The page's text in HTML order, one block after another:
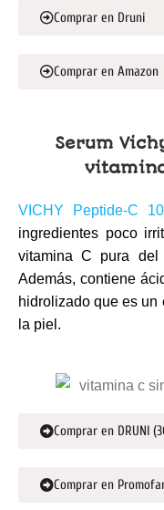
Comprar en Druni
Comprar en Amazon
Serum
VICHY Peptide-C
ingredientes poco
vitamina C pura
Además, contiene
hidrolizado que es un
la piel.
Comprar en DRUNI
Comprar en